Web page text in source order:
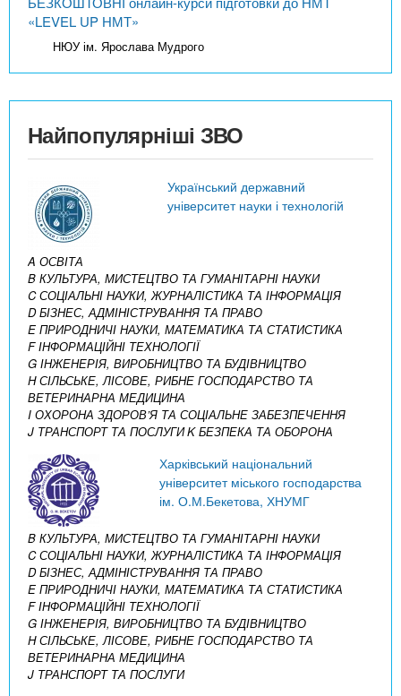
«LEVEL UP НМТ»
НЮУ ім. Ярослава Мудрого
Найпопулярніші ЗВО
Український державний
університет науки і технологій
A ОСВІТА
B КУЛЬТУРА, МИСТЕЦТВО ТА ГУМАНІТАРНІ НАУКИ
C СОЦІАЛЬНІ НАУКИ, ЖУРНАЛІСТИКА ТА ІНФОРМАЦІЯ
D БІЗНЕС, АДМІНІСТРУВАННЯ ТА ПРАВО
E ПРИРОДНИЧІ НАУКИ, МАТЕМАТИКА ТА СТАТИСТИКА
F ІНФОРМАЦІЙНІ ТЕХНОЛОГІЇ
G ІНЖЕНЕРІЯ, ВИРОБНИЦТВО ТА БУДІВНИЦТВО
H СІЛЬСЬКЕ, ЛІСОВЕ, РИБНЕ ГОСПОДАРСТВО ТА
ВЕТЕРИНАРНА МЕДИЦИНА
I ОХОРОНА ЗДОРОВ’Я ТА СОЦІАЛЬНЕ ЗАБЕЗПЕЧЕННЯ
J ТРАНСПОРТ ТА ПОСЛУГИK БЕЗПЕКА ТА ОБОРОНА
Харківський національний
університет міського господарства
ім. О.М.Бекетова, ХНУМГ
B КУЛЬТУРА, МИСТЕЦТВО ТА ГУМАНІТАРНІ НАУКИ
C СОЦІАЛЬНІ НАУКИ, ЖУРНАЛІСТИКА ТА ІНФОРМАЦІЯ
D БІЗНЕС, АДМІНІСТРУВАННЯ ТА ПРАВО
E ПРИРОДНИЧІ НАУКИ, МАТЕМАТИКА ТА СТАТИСТИКА
F ІНФОРМАЦІЙНІ ТЕХНОЛОГІЇ
G ІНЖЕНЕРІЯ, ВИРОБНИЦТВО ТА БУДІВНИЦТВО
H СІЛЬСЬКЕ, ЛІСОВЕ, РИБНЕ ГОСПОДАРСТВО ТА
ВЕТЕРИНАРНА МЕДИЦИНА
J ТРАНСПОРТ ТА ПОСЛУГИ